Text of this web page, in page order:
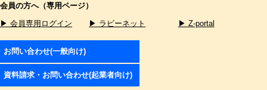
会員の方へ（専用ページ）
▶ 会員専用ログイン
▶ ラビーネット ▶ Z-portal
お問い合わせ(一般向け)
資料請求・お問い合わせ(起業者向け)